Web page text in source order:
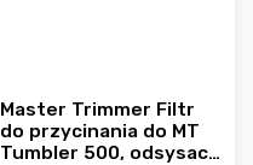
Master Trimmer Filtr
do przycinania do MT
Tumbler 500, odsysacz